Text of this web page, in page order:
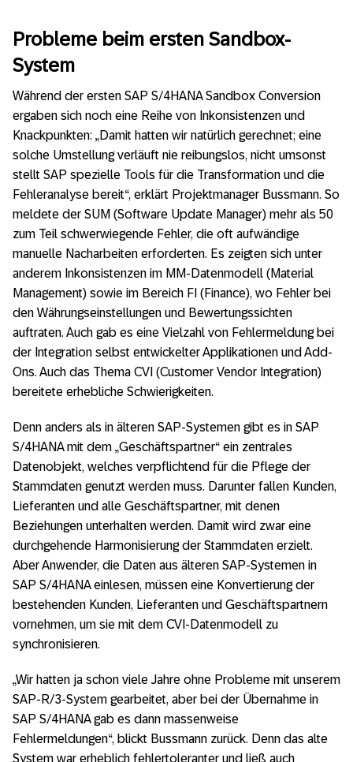
Probleme beim ersten Sandbox-
System
Während der ersten SAP S/4HANA Sandbox Conversion
ergaben sich noch eine Reihe von Inkonsistenzen und
Knackpunkten: „Damit hatten wir natürlich gerechnet; eine
solche Umstellung verläuft nie reibungslos, nicht umsonst
stellt SAP spezielle Tools für die Transformation und die
Fehleranalyse bereit“, erklärt Projektmanager Bussmann. So
meldete der SUM (Software Update Manager) mehr als 50
zum Teil schwerwiegende Fehler, die oft aufwändige
manuelle Nacharbeiten erforderten. Es zeigten sich unter
anderem Inkonsistenzen im MM-Datenmodell (Material
Management) sowie im Bereich FI (Finance), wo Fehler bei
den Währungseinstellungen und Bewertungssichten
auftraten. Auch gab es eine Vielzahl von Fehlermeldung bei
der Integration selbst entwickelter Applikationen und Add-
Ons. Auch das Thema CVI (Customer Vendor Integration)
bereitete erhebliche Schwierigkeiten.
Denn anders als in älteren SAP-Systemen gibt es in SAP
S/4HANA mit dem „Geschäftspartner“ ein zentrales
Datenobjekt, welches verpflichtend für die Pflege der
Stammdaten genutzt werden muss. Darunter fallen Kunden,
Lieferanten und alle Geschäftspartner, mit denen
Beziehungen unterhalten werden. Damit wird zwar eine
durchgehende Harmonisierung der Stammdaten erzielt.
Aber Anwender, die Daten aus älteren SAP-Systemen in
SAP S/4HANA einlesen, müssen eine Konvertierung der
bestehenden Kunden, Lieferanten und Geschäftspartnern
vornehmen, um sie mit dem CVI-Datenmodell zu
synchronisieren.
„Wir hatten ja schon viele Jahre ohne Probleme mit unserem
SAP-R/3-System gearbeitet, aber bei der Übernahme in
SAP S/4HANA gab es dann massenweise
Fehlermeldungen“, blickt Bussmann zurück. Denn das alte
System war erheblich fehlertoleranter und ließ auch